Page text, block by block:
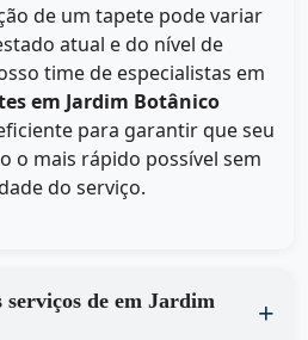
de um tapete pode variar
atual e do nível de
time de especialistas em
em Jardim Botânico
para garantir que seu
o mais rápido possível sem
do serviço.
de em Jardim